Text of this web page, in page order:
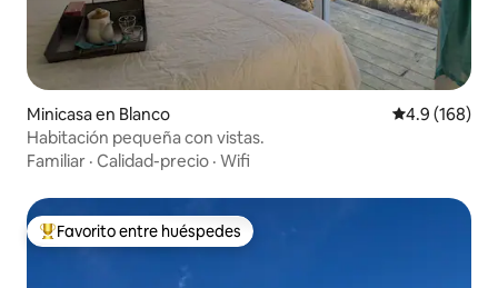
Minicasa en Blanco Calificación
4.9 (168)
Habitación pequeña con vistas.
Familiar · Calidad-precio · Wifi
Favorito entre huéspedes preferido
Favorito entre huéspedes